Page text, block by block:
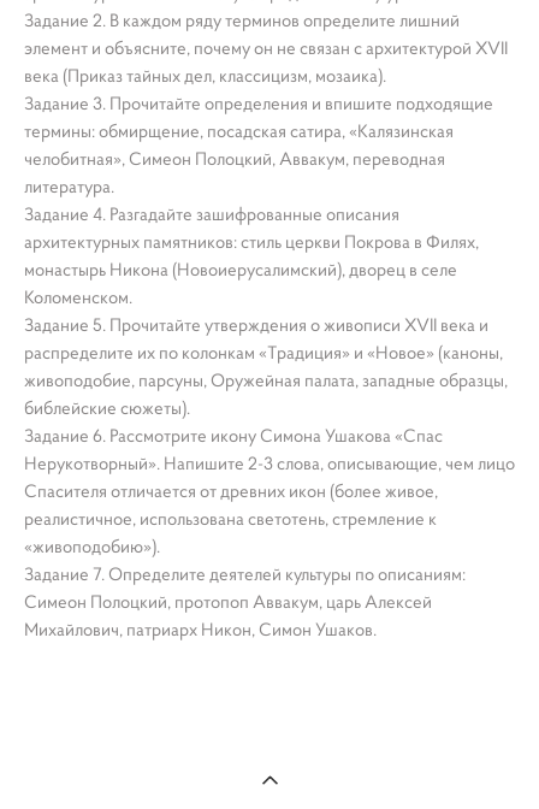
Задание 2. В каждом ряду терминов определите лишний
элемент и объясните, почему он не связан с архитектурой XVII
века (Приказ тайных дел, классицизм, мозаика).
Задание 3. Прочитайте определения и впишите подходящие
термины: обмирщение, посадская сатира, «Калязинская
челобитная», Симеон Полоцкий, Аввакум, переводная
литература.
Задание 4. Разгадайте зашифрованные описания
архитектурных памятников: стиль церкви Покрова в Филях,
монастырь Никона (Новоиерусалимский), дворец в селе
Коломенском.
Задание 5. Прочитайте утверждения о живописи XVII века и
распределите их по колонкам «Традиция» и «Новое» (каноны,
живоподобие, парсуны, Оружейная палата, западные образцы,
библейские сюжеты).
Задание 6. Рассмотрите икону Симона Ушакова «Спас
Нерукотворный». Напишите 2-3 слова, описывающие, чем лицо
Спасителя отличается от древних икон (более живое,
реалистичное, использована светотень, стремление к
«живоподобию»).
Задание 7. Определите деятелей культуры по описаниям:
Симеон Полоцкий, протопоп Аввакум, царь Алексей
Михайлович, патриарх Никон, Симон Ушаков.